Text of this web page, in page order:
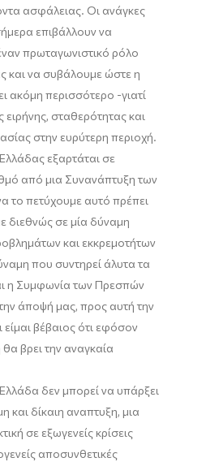
ασφάλειας. Οι ανάγκες
επιβάλλουν να
πρωταγωνιστικό ρόλο
και να συβάλουμε ώστε η
ακόμη περισσότερο -γιατί
ειρήνης, σταθερότητας και
στην ευρύτερη περιοχή.
εξαρτάται σε
από μια Συνανάπτυξη των
το πετύχουμε αυτό πρέπει
διεθνώς σε μία δύναμη
και εκκρεμοτήτων
που συντηρεί άλυτα τα
η Συμφωνία των Πρεσπών
άποψή μας, προς αυτή την
βέβαιος ότι εφόσον
βρει την αναγκαία
δεν μπορεί να υπάρξει
και δίκαιη αναπτυξη, μια
σε εξωγενείς κρίσεις
αποσυνθετικές